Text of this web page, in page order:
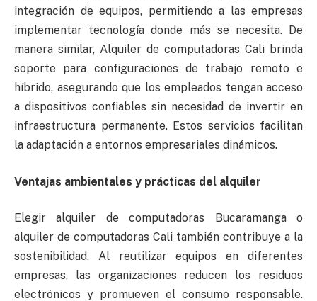
integración de equipos, permitiendo a las empresas
implementar tecnología donde más se necesita. De
manera similar, Alquiler de computadoras Cali brinda
soporte para configuraciones de trabajo remoto e
híbrido, asegurando que los empleados tengan acceso
a dispositivos confiables sin necesidad de invertir en
infraestructura permanente. Estos servicios facilitan
la adaptación a entornos empresariales dinámicos.
Ventajas ambientales y prácticas del alquiler
Elegir alquiler de computadoras Bucaramanga o
alquiler de computadoras Cali también contribuye a la
sostenibilidad. Al reutilizar equipos en diferentes
empresas, las organizaciones reducen los residuos
electrónicos y promueven el consumo responsable.